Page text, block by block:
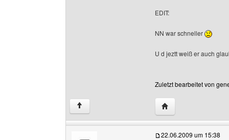
EDIT:
NN war schneller
U d jeztt weiß er auch
Zuletzt bearbeitet von
↑ Website dieses
22.06.2009 um 15:38